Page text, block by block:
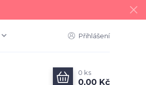
Přihlášení
0 ks
0,00 Kč